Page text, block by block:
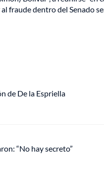
fraude dentro del Senado
de De la Espriella
“No hay secreto”